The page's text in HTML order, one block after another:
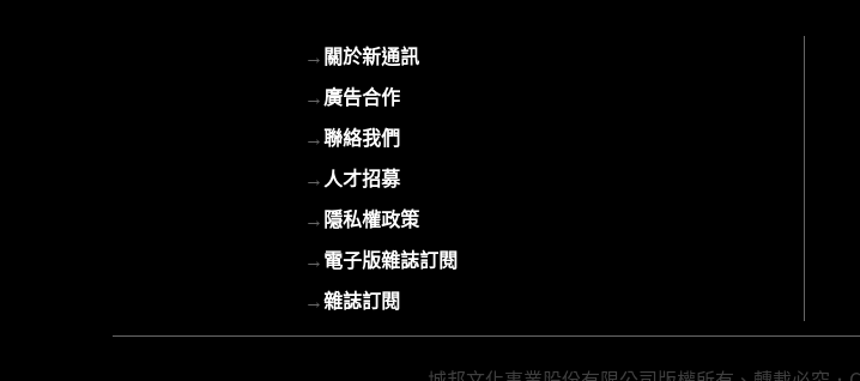
E-
mail
→關於新通訊
→廣告合作
→聯絡我們
→人才招募
→隱私權政策
→電子版雜誌訂閱
→雜誌訂閱